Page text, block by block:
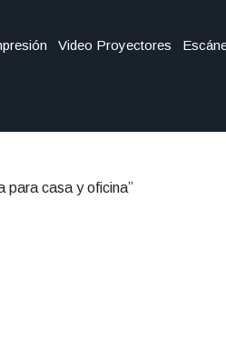
Video Proyectores
para casa y oficina”